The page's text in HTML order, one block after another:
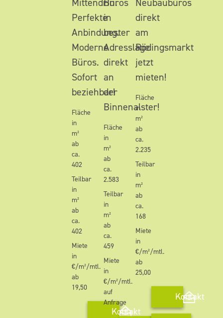
Mittendrin.
Perfekte
Anbindung.
Moderne
Büros.
Sofort
beziehbar!
Fläche
in
m²
ab
ca.
402
Teilbar
in
m²
ab
ca.
402
Miete
in
€/m²/mtl.
ab
19,50
Kontakt
Büros
in
bester
Adresslage
direkt
an
der
Binnenalster!
Fläche
in
m²
ab
ca.
2.583
Teilbar
in
m²
ab
ca.
459
Miete
in
€/m²/mtl.
auf
Anfrage
Neubaubüros
direkt
am
Rödingsmarkt
jetzt
mieten!
Fläche
in
m²
ab
ca.
2.235
Teilbar
in
m²
ab
ca.
168
Miete
in
€/m²/mtl.
ab
25,00
Kontakt